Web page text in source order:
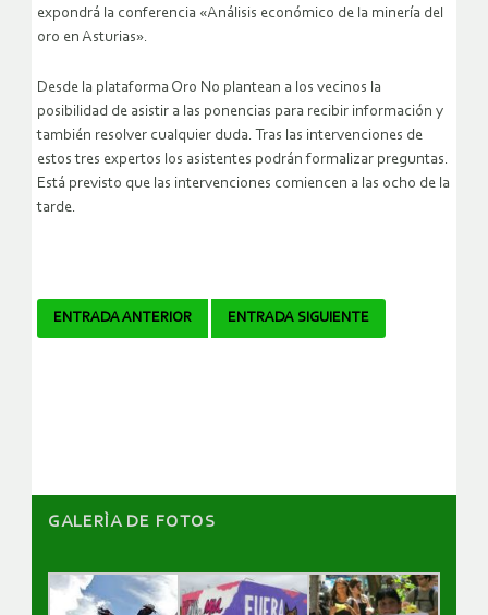
expondrá la conferencia «Análisis económico de la minería del
oro en Asturias».
Desde la plataforma Oro No plantean a los vecinos la
posibilidad de asistir a las ponencias para recibir información y
también resolver cualquier duda. Tras las intervenciones de
estos tres expertos los asistentes podrán formalizar preguntas.
Está previsto que las intervenciones comiencen a las ocho de la
tarde.
Navegador
ENTRADA ANTERIOR ENTRADA SIGUIENTE
GALERÌA DE FOTOS